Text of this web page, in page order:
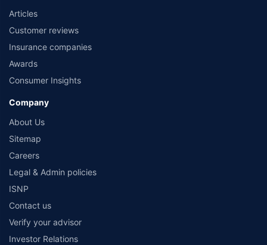
Articles
Customer reviews
Insurance companies
Awards
Consumer Insights
Company
About Us
Sitemap
Careers
Legal & Admin policies
ISNP
Contact us
Verify your advisor
Investor Relations